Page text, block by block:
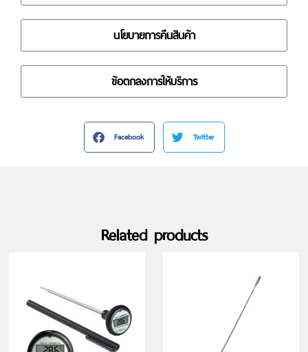
นโยบายการคืนสินค้า
ข้อตกลงการให้บริการ
Facebook Twitter
Related products